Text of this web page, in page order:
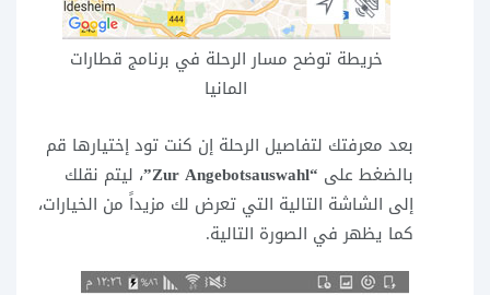
خريطة توضح مسار الرحلة في برنامج قطارات
المانيا
بعد معرفتك لتفاصيل الرحلة إن كنت تود إختيارها قم
بالضغط على “Zur Angebotsauswahl”
، ليتم نقلك
إلى الشاشة التالية التي تعرض لك مزيداً من الخيارات،
كما يظهر في الصورة التالية.